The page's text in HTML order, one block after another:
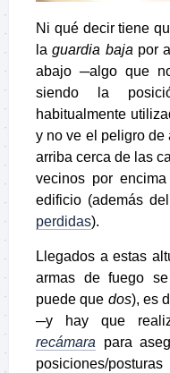
Ni qué decir tiene
laguardia baja por
abajo ─algo que
siendo la
habitualmente
y no ve el peligro de
arriba cerca de las
vecinos por
edificio (además
perdidas).
Llegados a estas
armas de fuego
puede que dos), es
─y hay que
recámara para
posiciones/